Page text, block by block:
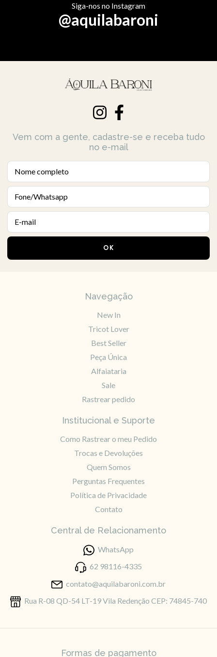
Siga-nos no Instagram
@aquilabaroni
Vem com a gente, cadastre-se e receba tudo
no e-mail
Navegação
New In
Tricot Lover
Best Seller
Peça Única
Alfaiataria
Sale
Rastrear pedido
Institucional e Suporte
Como Rastrear o meu Pedido
Trocas e Devoluções
Quem Somos
Perguntas Frequentes
Política de Privacidade
Contato
Central de Relacionamento
WhatsApp
62 98116-4335
contato@aquilabaroni.com.br
Rua R-08 QD-54 LT-19 Vila Redenção CEP: 74845-740
Formas de pagamento